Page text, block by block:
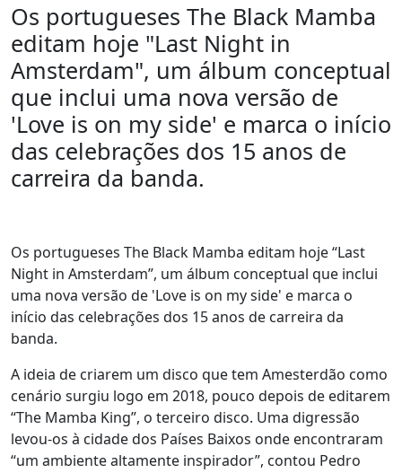
Os portugueses The Black Mamba
editam hoje "Last Night in
Amsterdam", um álbum conceptual
que inclui uma nova versão de
'Love is on my side' e marca o início
das celebrações dos 15 anos de
carreira da banda.
Os portugueses The Black Mamba editam hoje “Last
Night in Amsterdam”, um álbum conceptual que inclui
uma nova versão de 'Love is on my side' e marca o
início das celebrações dos 15 anos de carreira da
banda.
A ideia de criarem um disco que tem Amesterdão como
cenário surgiu logo em 2018, pouco depois de editarem
“The Mamba King”, o terceiro disco. Uma digressão
levou-os à cidade dos Países Baixos onde encontraram
“um ambiente altamente inspirador”, contou Pedro